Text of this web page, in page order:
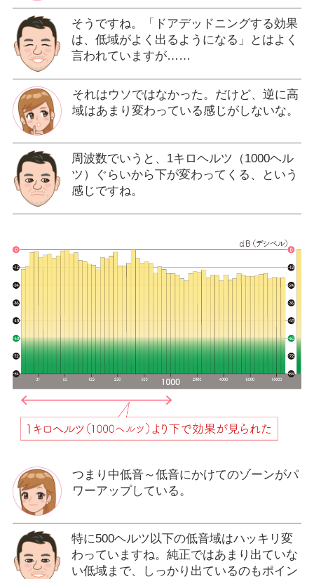
そうですね。「ドアデッドニングする効果
は、低域がよく出るようになる」とはよく
言われていますが……
それはウソではなかった。だけど、逆に高
域はあまり変わっている感じがしないな。
周波数でいうと、1キロヘルツ（1000ヘル
ツ）ぐらいから下が変わってくる、という
感じですね。
つまり中低音～低音にかけてのゾーンがパ
ワーアップしている。
特に500ヘルツ以下の低音域はハッキリ変
わっていますね。純正ではあまり出ていな
い低域まで、しっかり出ているのもポイン